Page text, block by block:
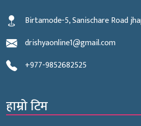
Birtamode-5, Sanischare Road
drishyaonline1@gmail.com
+977-9852682525
हाम्रो टिम